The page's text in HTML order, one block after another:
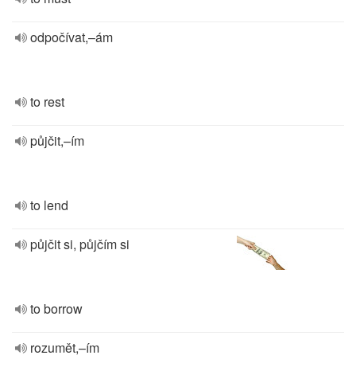
odpočívat,–ám
to rest
půjčit,–ím
to lend
půjčit si, půjčím si
to borrow
rozumět,–ím